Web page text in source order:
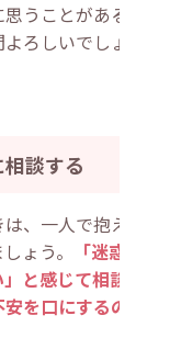
うことがあるた
ろしいでしょう
談する
、一人で抱え込ま
ょう。
「迷惑をか
と感じて相談をた
を口にするのは決